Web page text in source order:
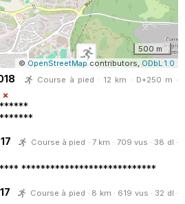
500 m
© OpenStreetMapcontributors, ODbL 1.0
Course à pied · 12 km · D+250 m ·
Course à pied · 7 km · 709 vus · 38 dl ·
****************************
Course à pied · 8 km · 619 vus · 32 dl ·